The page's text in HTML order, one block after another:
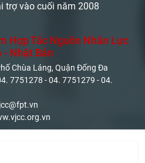
trợ vào cuối năm 2008
Hợp Tác Nguồn Nhân Lực
- Nhật Bản
Chùa Láng, Quận Đống Đa
7751278 - 04. 7751279 - 04.